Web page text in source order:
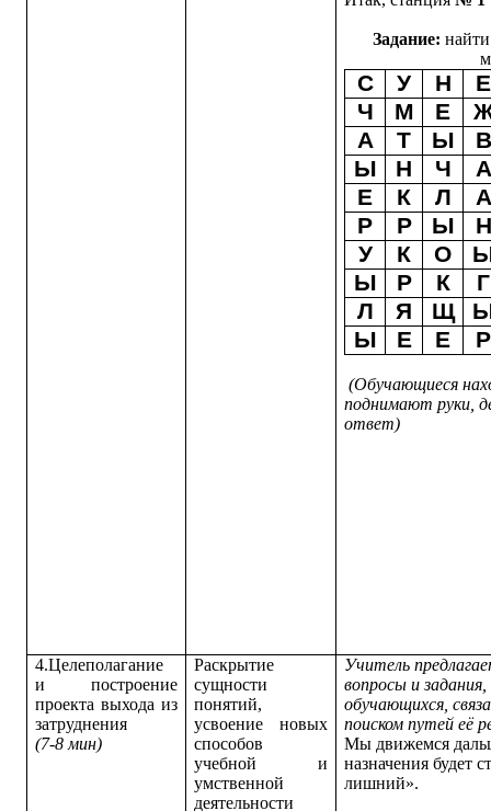
Задание:
С У Н
Е
Ч
М Е
А
Т Ы
В
Ы
Н Ч
А
Е
К Л
А
Р
Р Ы
Н
У
К О
Ы
Р К
Г
Л
Я Щ
Ы
Е Е Р
(Обучающиеся
поднимают руки,
ответ)
4.Целеполагание
и построение
проекта выхода из
затруднения
(7-8 мин)
Раскрытие
сущности
понятий,
усвоение новых
способов
учебной и
умственной
деятельности
Учитель
вопросы и
обуча­ющихся,
поиском путей её
Мы движемся
назначения будет
лишний».